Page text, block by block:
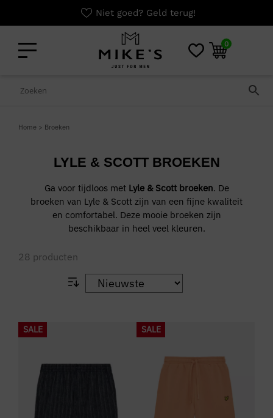
Niet goed? Geld terug!
0
Home > Broeken
LYLE & SCOTT BROEKEN
Ga voor tijdloos metLyle & Scott broeken. De
broeken van Lyle & Scott zijn van een fijne kwaliteit
en comfortabel. Deze mooie broeken zijn
beschikbaar in heel veel kleuren.
28 producten
SALE SALE